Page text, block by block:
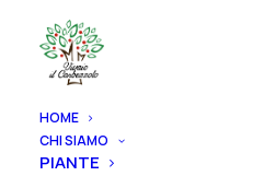
HOME
CHI SIAMO
PIANTE